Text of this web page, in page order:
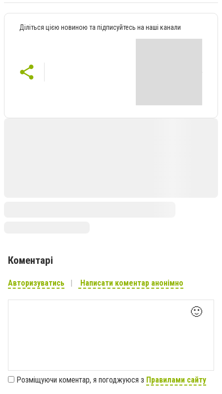
Діліться цією новиною та підписуйтесь на наші канали
Коментарі
Авторизуватись Написати коментар анонімно
🙂
Розміщуючи коментар, я погоджуюся з Правилами сайту